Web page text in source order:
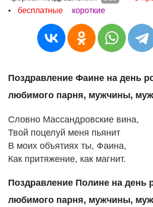
•
бесплатные короткие
Поздравление Фаине на день
любимого парня, мужчины,
Словно Массандровские вина,
Твой поцелуй меня пьянит
В моих объятиях ты, Фаина,
Как притяжение, как магнит.
Поздравление Полине на день
любимого парня, мужчины,